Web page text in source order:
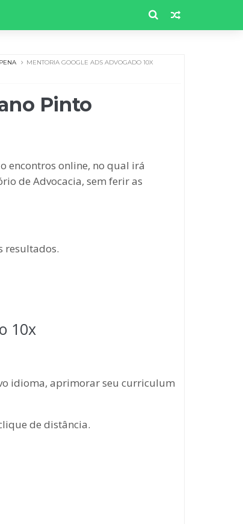
MENTORIA GOOGLE ADS ADVOGADO 10X
Pinto
encontros online, no qual irá
de Advocacia, sem ferir as
resultados.
10x
idioma, aprimorar seu curriculum
de distância.